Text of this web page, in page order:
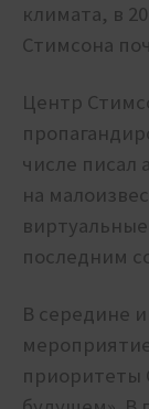
климата, в
Стимсона
Центр
числе писал
на
последним
В середине